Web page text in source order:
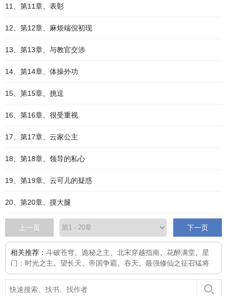
11、第11章、表彰
12、第12章、麻烦端倪初现
13、第13章、与教官交涉
14、第14章、体操外功
15、第15章、挑逗
16、第16章、很受重视
17、第17章、云家公主
18、第18章、领导的私心
19、第19章、云可儿的疑惑
20、第20章、摸大腿
上一页 下一页
相关推荐： 斗破苍穹 诡秘之主 北宋穿越指南 花醉满堂
星
门：时光之主
望长天 帝国争霸 吞天 最强修仙之征召猛将